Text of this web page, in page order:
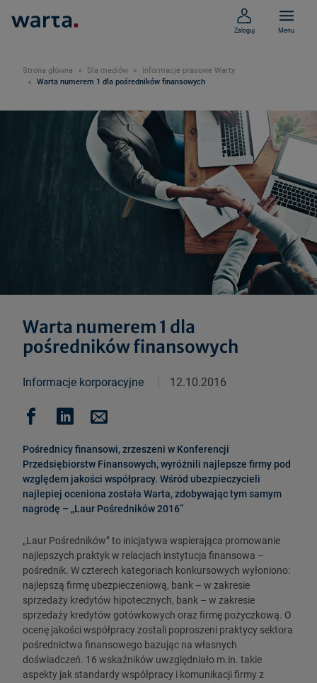
Zaloguj Menu
Strona główna Dla mediów
Informacje prasowe Warty
Warta numerem 1 dla pośredników finansowych
Informacje korporacyjne 12.10.2016
Warta numerem 1 dla
pośredników finansowych
Pośrednicy finansowi, zrzeszeni w Konferencji
Przedsiębiorstw Finansowych, wyróżnili najlepsze firmy pod
względem jakości współpracy. Wśród ubezpieczycieli
najlepiej oceniona została Warta, zdobywając tym samym
nagrodę – „Laur Pośredników 2016”
„Laur Pośredników” to inicjatywa wspierająca promowanie
najlepszych praktyk w relacjach instytucja finansowa –
pośrednik. W czterech kategoriach konkursowych wyłoniono:
najlepszą firmę ubezpieczeniową, bank – w zakresie
sprzedaży kredytów hipotecznych, bank – w zakresie
sprzedaży kredytów gotówkowych oraz firmę pożyczkową. O
ocenę jakości współpracy zostali poproszeni praktycy sektora
pośrednictwa finansowego bazując na własnych
doświadczeń. 16 wskaźników uwzględniało m.in. takie
aspekty jak standardy współpracy i komunikacji firmy z